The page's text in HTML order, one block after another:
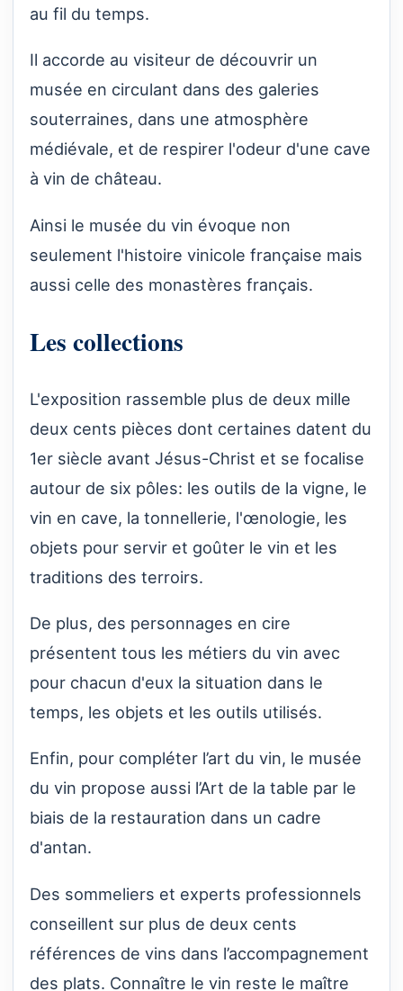
au fil du temps.
Il accorde au visiteur de découvrir un
musée en circulant dans des galeries
souterraines, dans une atmosphère
médiévale, et de respirer l'odeur d'une cave
à vin de château.
Ainsi le musée du vin évoque non
seulement l'histoire vinicole française mais
aussi celle des monastères français.
Les collections
L'exposition rassemble plus de deux mille
deux cents pièces dont certaines datent du
1er siècle avant Jésus-Christ et se focalise
autour de six pôles: les outils de la vigne, le
vin en cave, la tonnellerie, l'œnologie, les
objets pour servir et goûter le vin et les
traditions des terroirs.
De plus, des personnages en cire
présentent tous les métiers du vin avec
pour chacun d'eux la situation dans le
temps, les objets et les outils utilisés.
Enfin, pour compléter l’art du vin, le musée
du vin propose aussi l’Art de la table par le
biais de la restauration dans un cadre
d'antan.
Des sommeliers et experts professionnels
conseillent sur plus de deux cents
références de vins dans l’accompagnement
des plats. Connaître le vin reste le maître